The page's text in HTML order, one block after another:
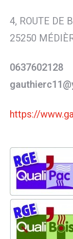
4, ROUTE DE
25250
0637602128
https://